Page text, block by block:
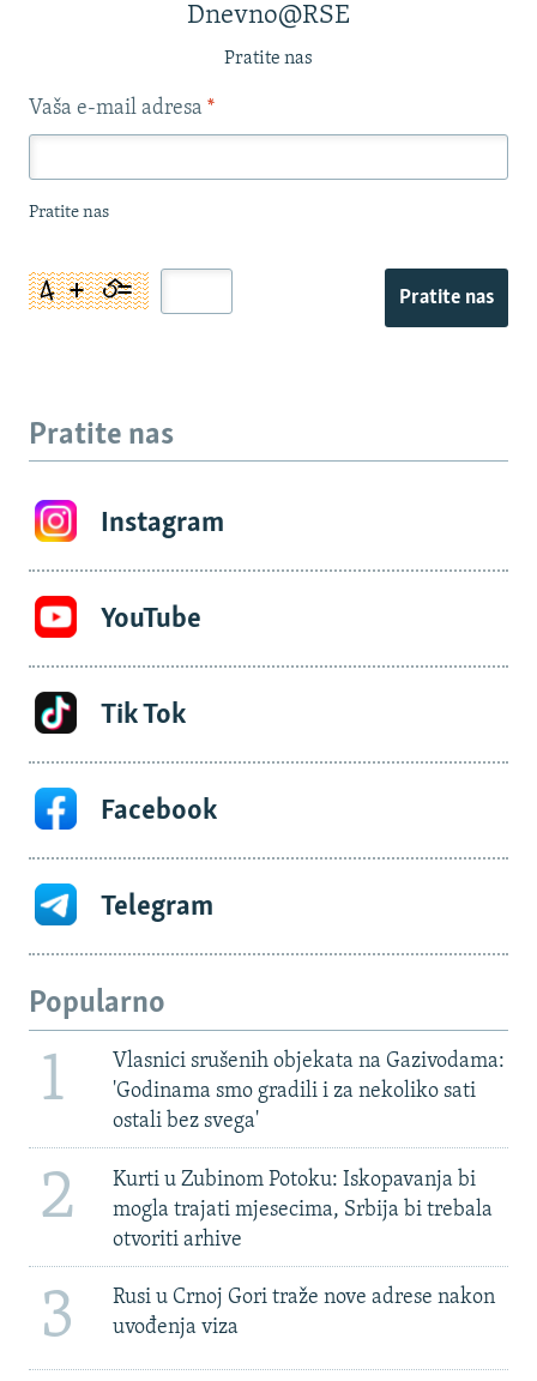
Dnevno@RSE
Pratite nas
Vaša e-mail adresa *
Pratite nas
Pratite nas
Pratite nas
Instagram
YouTube
Tik Tok
Facebook
Telegram
Popularno
1
Vlasnici srušenih objekata na Gazivodama:
'Godinama smo gradili i za nekoliko sati
ostali bez svega'
2
Kurti u Zubinom Potoku: Iskopavanja bi
mogla trajati mjesecima, Srbija bi trebala
otvoriti arhive
3
Rusi u Crnoj Gori traže nove adrese nakon
uvođenja viza